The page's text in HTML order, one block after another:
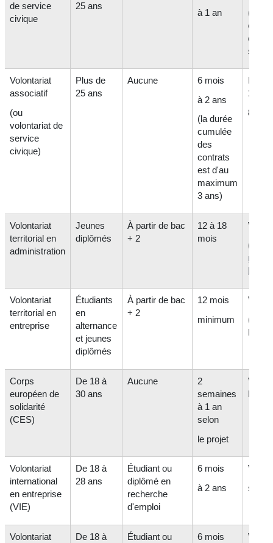
de service
civique
25 ans
à 1 an
(+
en
Volontariat
associatif
(ou
volontariat de
service
civique)
Plus de
25 ans
Aucune
6 mois
à 2 ans
(la durée
cumulée
des
contrats
est d'au
maximum
3 ans)
Entre
Volontariat
territorial en
administration
Jeunes
diplômés
À partir de bac
+ 2
12 à 18
mois
(au
légal
Volontariat
territorial en
entreprise
Étudiants
en
alternance
et jeunes
diplômés
À partir de bac
+ 2
12 mois
minimum
(+
Corps
européen de
solidarité
(CES)
De 18 à
30 ans
Aucune
2
semaines
à 1 an
selon
le projet
le
Volontariat
international
en entreprise
(VIE)
De 18 à
28 ans
Étudiant ou
diplômé en
recherche
d'emploi
6 mois
à 2 ans
selon
Volontariat
De 18 à
Étudiant ou
6 mois